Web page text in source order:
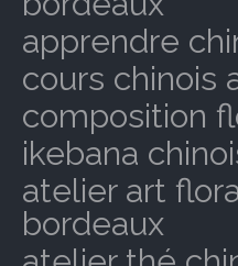
apprendre
cours chinois
composition
ikebana
atelier art
bordeaux